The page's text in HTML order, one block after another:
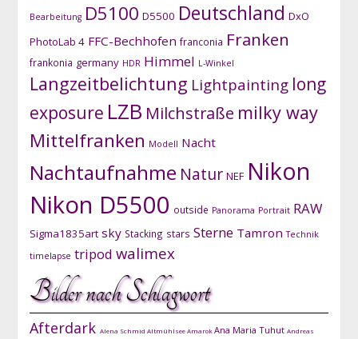
Bearbeitung D5100 D5500 Deutschland DxO
PhotoLab 4 FFC-Bechhofen franconia Franken
frankonia germany HDR Himmel L-Winkel
Langzeitbelichtung Lightpainting long
exposure LZB Milchstraße milky way
Mittelfranken Modell Nacht
Nachtaufnahme Natur NEF Nikon
Nikon D5500 outside Panorama Portrait RAW
Sigma1835art sky Stacking stars Sterne Tamron Technik
timelapse tripod walimex
Bilder nach Schlagwort
Afterdark Alena Schmid AltmühlseeAmarokAna Maria Tuhut Andreas